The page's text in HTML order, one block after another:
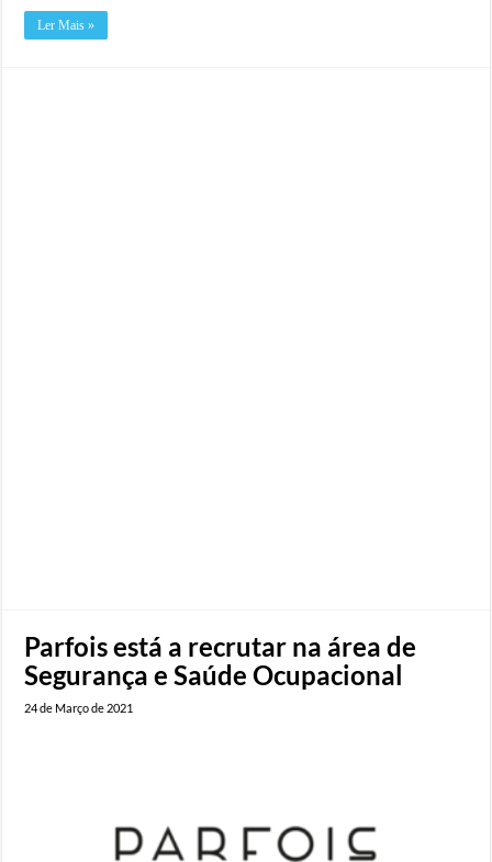
Ler Mais »
Parfois está a recrutar na área de
Segurança e Saúde Ocupacional
24 de Março de 2021